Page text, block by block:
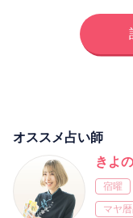
オススメ占い師
きよ
宿曜
マヤ